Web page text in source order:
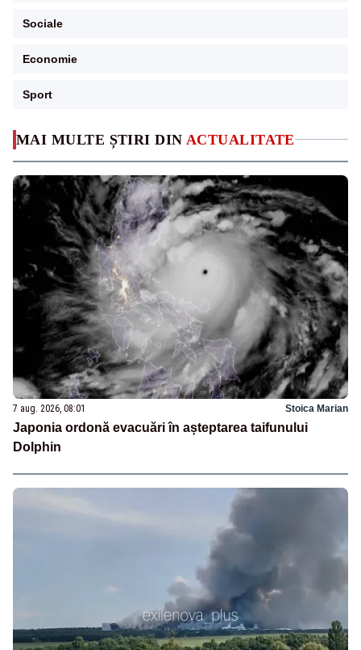
MAI MULTE ȘTIRI DIN ACTUALITATE
7 aug. 2026, 08:01 Stoica Marian
Japonia ordonă evacuări în așteptarea taifunului
Dolphin
Sociale
Economie
Sport